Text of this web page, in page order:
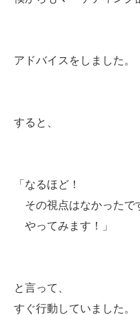
アドバイスをしました。
すると、
「なるほど！
その視点はなかったで
やってみます！」
と言って、
すぐ行動していました。